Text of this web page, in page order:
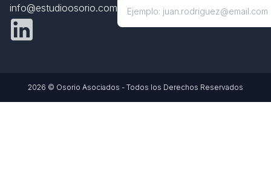
info@estudioosorio.com
2026 © Osorio Asociados - Todos los Derechos Reservados